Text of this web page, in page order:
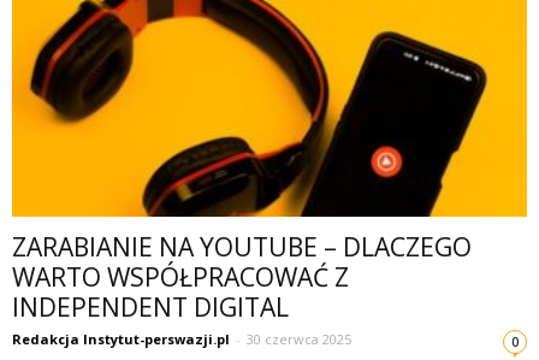
ZARABIANIE NA YOUTUBE – DLACZEGO
WARTO WSPÓŁPRACOWAĆ Z
INDEPENDENT DIGITAL
Redakcja Instytut-perswazji.pl - 30 czerwca 2025 0